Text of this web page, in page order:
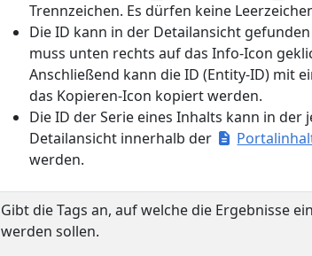
Trennzeichen. Es dürfen keine
Die ID kann in der Detailansicht
muss unten rechts auf das Info-Icon
Anschließend kann die ID (Entity-ID) mit
das Kopieren-Icon kopiert werden.
Die ID der Serie eines Inhalts kann in der
Detailansicht innerhalb der
werden.
Gibt die Tags an, auf welche die Ergebnisse
werden sollen.